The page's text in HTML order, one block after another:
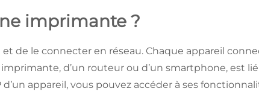
imprimante ?
de le connecter en réseau. Chaque appareil
imprimante, d’un routeur ou d’un smartphone, est lié
appareil, vous pouvez accéder à ses